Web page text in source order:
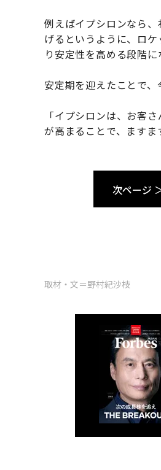
例えばイプシロンなら
げるというように、ロ
り安定性を高める段階に
安定期を迎えたことで、
「イプシロンは、お客
が高まることで、ます
次ページ
取材・文＝野村紀沙枝